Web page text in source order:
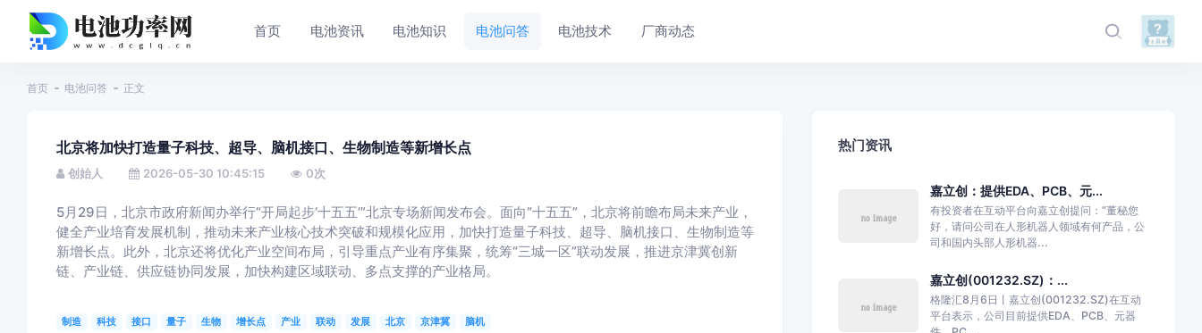
首页 电池资讯 电池知识 电池问答 电池技术 厂商动态
首页 电池问答 正文
北京将加快打造量子科技、超导、脑机接口、生物制造等新增长点
创始人 2026-05-30 10:45:15 0次
5月29日，北京市政府新闻办举行“开局起步‘十五五’”北京专场新闻发布会。面向“十五五”，北京将前瞻布局未来产业，
健全产业培育发展机制，推动未来产业核心技术突破和规模化应用，加快打造量子科技、超导、脑机接口、生物制造等
新增长点。此外，北京还将优化产业空间布局，引导重点产业有序集聚，统筹“三城一区”联动发展，推进京津冀创新
链、产业链、供应链协同发展，加快构建区域联动、 多点支撑的产业格局。
制造 科技 接口 量子 生物 增长点 产业 联动 发展 北京 京津冀 脑机
热门资讯
嘉立创：提供EDA、PCB、元...
有投资者在互动平台向嘉立创提问：“董秘您
好，请问公司在人形机器人领域有何产品，公
司和国内头部人形机器...
嘉立创(001232.SZ)：...
格隆汇8月6日丨嘉立创(001232.SZ)在互动
平台表示，公司目前提供EDA、PCB、元器